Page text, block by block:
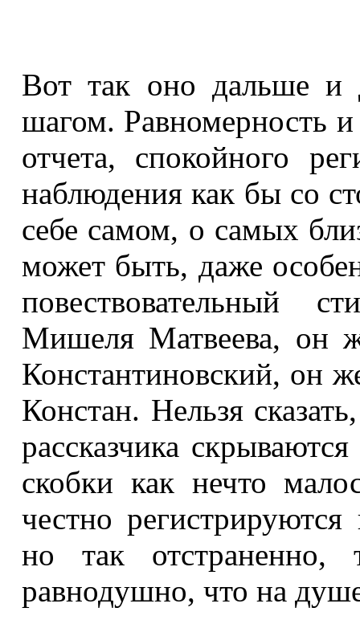
Вот так оно дальше и
шагом. Равномерность
отчета, спокойного
наблюдения как бы со
себе самом, о самых
может быть, даже
повествовательный
Мишеля Матвеева, он
Константиновский, он
Констан. Нельзя
рассказчика
скобки как нечто
честно
но так отстраненно,
равнодушно, что на